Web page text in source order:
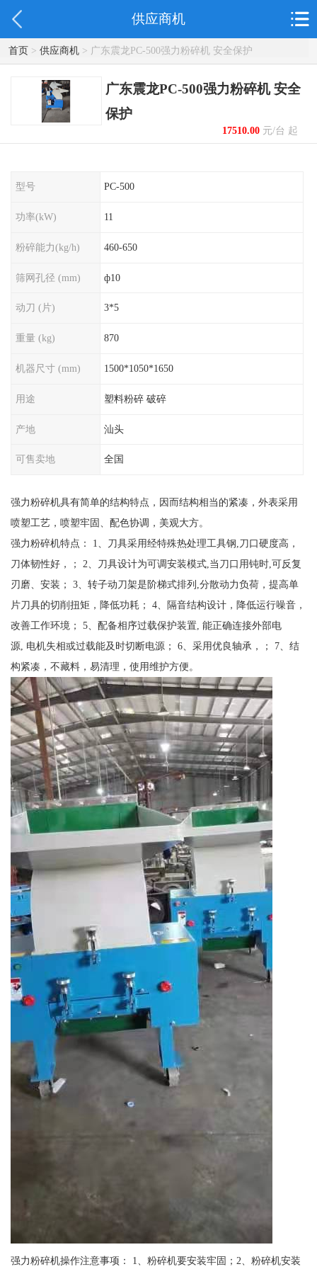
供应商机
首页> 供应商机> 广东震龙PC-500强力粉碎机 安全保护
广东震龙PC-500强力粉碎机 安全
保护
17510.00元/台 起
型号 PC-500
功率(kW) 11
粉碎能力(kg/h) 460-650
筛网孔径 (mm) ф10
动刀 (片) 3*5
重量 (kg) 870
机器尺寸 (mm) 1500*1050*1650
用途 塑料粉碎 破碎
产地 汕头
可售卖地 全国
强力粉碎机具有简单的结构特点，因而结构相当的紧凑，外表采用
喷塑工艺，喷塑牢固、配色协调，美观大方。
强力粉碎机特点： 1、刀具采用经特殊热处理工具钢,刀口硬度高，
刀体韧性好，； 2、刀具设计为可调安装模式,当刀口用钝时,可反复
刃磨、安装； 3、转子动刀架是阶梯式排列,分散动力负荷，提高单
片刀具的切削扭矩，降低功耗； 4、隔音结构设计，降低运行噪音，
改善工作环境； 5、配备相序过载保护装置, 能正确连接外部电
源, 电机失相或过载能及时切断电源； 6、采用优良轴承，； 7、结
构紧凑，不藏料，易清理，使用维护方便。
强力粉碎机操作注意事项： 1、粉碎机要安装牢固；2、粉碎机安装